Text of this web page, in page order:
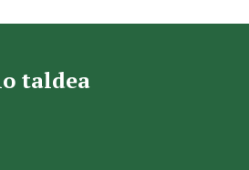
taldea